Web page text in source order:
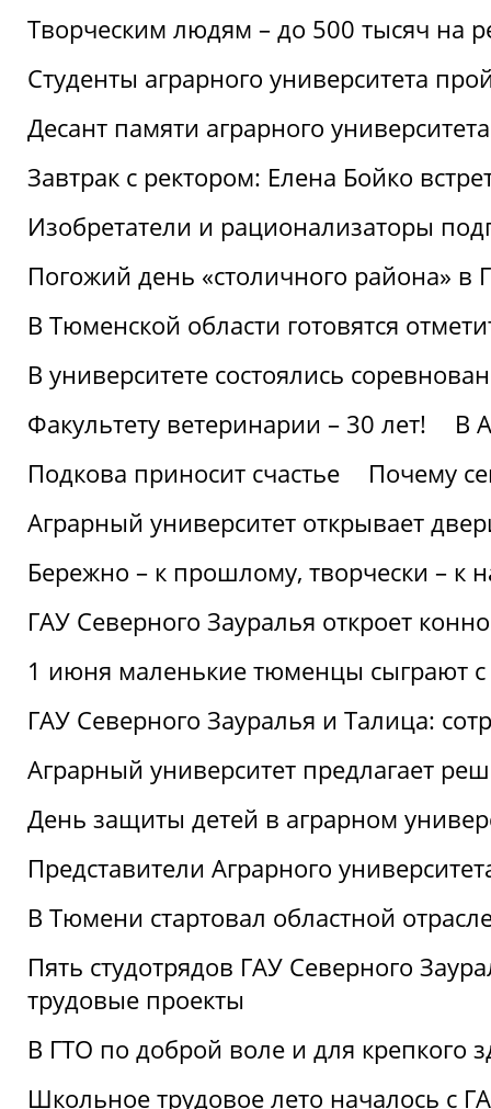
Творческим людям – до 500 тысяч на
Студенты аграрного университета
Десант памяти аграрного
Завтрак с ректором: Елена Бойко
Изобретатели и рационализаторы
Погожий день «столичного района» в
В Тюменской области готовятся
В университете состоялись
Факультету ветеринарии – 30 лет!
В
Подкова приносит счастье
Почему
Аграрный университет открывает
Бережно – к прошлому, творчески – к
ГАУ Северного Зауралья откроет
1 июня маленькие тюменцы сыграют с
ГАУ Северного Зауралья и Талица:
Аграрный университет предлагает
День защиты детей в аграрном
Представители Аграрного
В Тюмени стартовал областной
Пять студотрядов ГАУ Северного
трудовые проекты
В ГТО по доброй воле и для крепкого
Школьное трудовое лето началось с